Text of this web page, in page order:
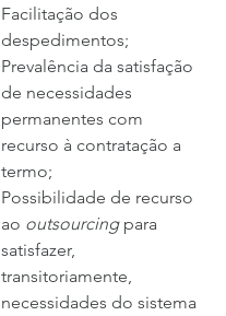
Facilitação dos
despedimentos;
Prevalência da satisfação
de necessidades
permanentes com
recurso à contratação a
termo;
Possibilidade de recurso
ao outsourcing para
satisfazer,
transitoriamente,
necessidades do sistema